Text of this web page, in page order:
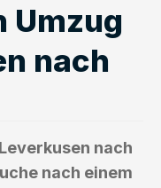
Umzug
nach
nach
nach einem